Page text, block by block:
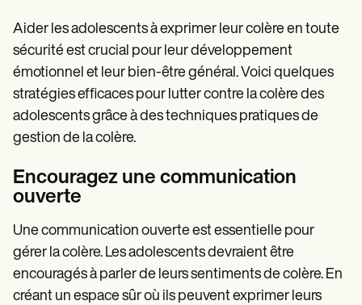
Aider les adolescents à exprimer leur colère en toute
sécurité est crucial pour leur développement
émotionnel et leur bien-être général. Voici quelques
stratégies efficaces pour lutter contre la colère des
adolescents grâce à des techniques pratiques de
gestion de la colère.
Encouragez une communication
ouverte
Une communication ouverte est essentielle pour
gérer la colère. Les adolescents devraient être
encouragés à parler de leurs sentiments de colère. En
créant un espace sûr où ils peuvent exprimer leurs